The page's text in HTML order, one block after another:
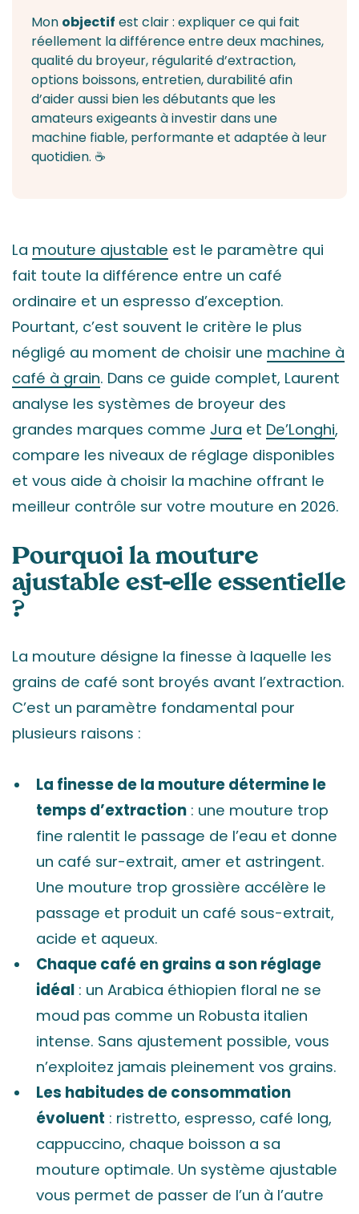
Mon objectif est clair : expliquer ce qui fait
réellement la différence entre deux machines,
qualité du broyeur, régularité d’extraction,
options boissons, entretien, durabilité afin
d’aider aussi bien les débutants que les
amateurs exigeants à investir dans une
machine fiable, performante et adaptée à leur
quotidien. ☕
La mouture ajustable est le paramètre qui
fait toute la différence entre un café
ordinaire et un espresso d’exception.
Pourtant, c’est souvent le critère le plus
négligé au moment de choisir une machine à
café à grain. Dans ce guide complet, Laurent
analyse les systèmes de broyeur des
grandes marques comme Jura et De’Longhi,
compare les niveaux de réglage disponibles
et vous aide à choisir la machine offrant le
meilleur contrôle sur votre mouture en 2026.
Pourquoi la mouture
ajustable est-elle essentielle
?
La mouture désigne la finesse à laquelle les
grains de café sont broyés avant l’extraction.
C’est un paramètre fondamental pour
plusieurs raisons :
La finesse de la mouture détermine le
temps d’extraction : une mouture trop
fine ralentit le passage de l’eau et donne
un café sur-extrait, amer et astringent.
Une mouture trop grossière accélère le
passage et produit un café sous-extrait,
acide et aqueux.
Chaque café en grains a son réglage
idéal : un Arabica éthiopien floral ne se
moud pas comme un Robusta italien
intense. Sans ajustement possible, vous
n’exploitez jamais pleinement vos grains.
Les habitudes de consommation
évoluent : ristretto, espresso, café long,
cappuccino, chaque boisson a sa
mouture optimale. Un système ajustable
vous permet de passer de l’un à l’autre